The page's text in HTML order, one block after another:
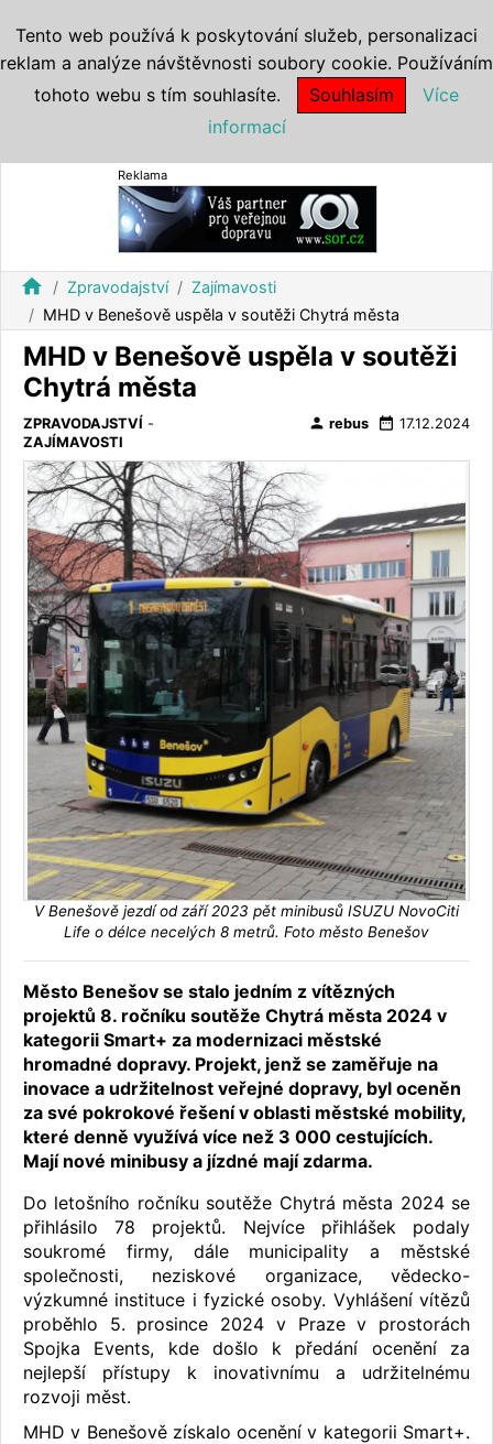
Reklama
home Zpravodajství
Zajímavosti
MHD v Benešově uspěla v soutěži Chytrá města
MHD v Benešově uspěla v soutěži
Chytrá města
ZPRAVODAJSTVÍ -
ZAJÍMAVOSTI
person rebus date_range 17.12.2024
V Benešově jezdí od září 2023 pět minibusů ISUZU NovoCiti
Life o délce necelých 8 metrů. Foto město Benešov
Město Benešov se stalo jedním z vítězných
projektů 8. ročníku soutěže Chytrá města 2024 v
kategorii Smart+ za modernizaci městské
hromadné dopravy. Projekt, jenž se zaměřuje na
inovace a udržitelnost veřejné dopravy, byl oceněn
za své pokrokové řešení v oblasti městské mobility,
které denně využívá více než 3 000 cestujících.
Mají nové minibusy a jízdné mají zdarma.
Do letošního ročníku soutěže Chytrá města 2024 se
přihlásilo 78 projektů. Nejvíce přihlášek podaly
soukromé firmy, dále municipality a městské
společnosti, neziskové organizace, vědecko-
výzkumné instituce i fyzické osoby. Vyhlášení vítězů
proběhlo 5. prosince 2024 v Praze v prostorách
Spojka Events, kde došlo k předání ocenění za
nejlepší přístupy k inovativnímu a udržitelnému
rozvoji měst.
MHD v Benešově získalo ocenění v kategorii Smart+.
Tento web používá k poskytování služeb, personalizaci
reklam a analýze návštěvnosti soubory cookie. Používáním
tohoto webu s tím souhlasíte.
Souhlasím
Více
informací